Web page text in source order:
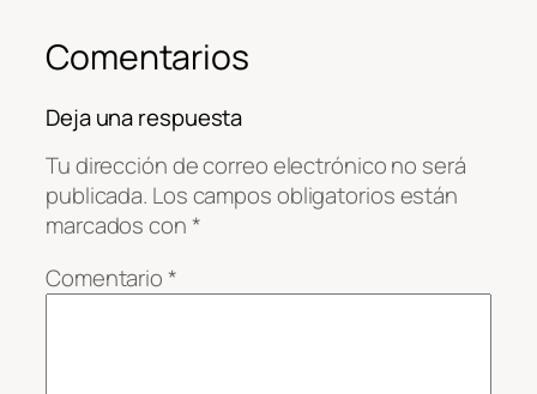
Comentarios
Deja una respuesta
Tu dirección de correo electrónico no será
publicada. Los campos obligatorios están
marcados con*
Comentario*